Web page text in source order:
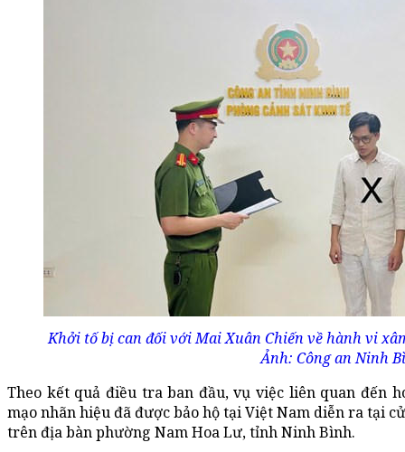
Khởi tố bị can đối với Mai Xuân Chiến về hành vi
Ảnh: Công an Ninh
Theo kết quả điều tra ban đầu, vụ việc liên quan đến
mạo nhãn hiệu đã được bảo hộ tại Việt Nam diễn ra tại
trên địa bàn phường Nam Hoa Lư, tỉnh Ninh Bình.